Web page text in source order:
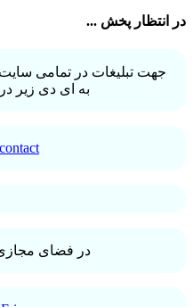
آرش عنقا1
آرش قیصر خواه1
آرش قیصرخواه 2
3
آرشام علی نژاد
در انتظار پخش ...
جهت تبلیغات در تمامی
به ای دی زیر در
در فضای